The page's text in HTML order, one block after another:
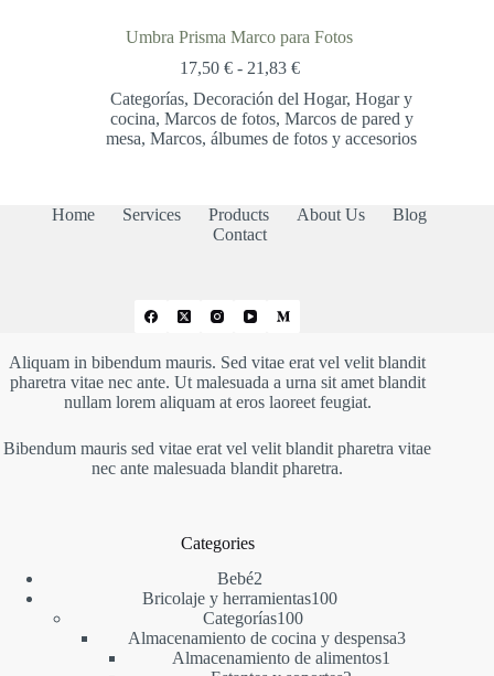
Umbra Prisma Marco para Fotos
17,50 € - 21,83 €Rango
precios:
desde
17,50 €
Categorías,Decoración del Hogar,Hogar y
cocina, Marcos de fotos, Marcos de pared y
mesa,Marcos, álbumes de fotos y accesorios
Home Services Products About Us
Blog
Contact
Aliquam in bibendum mauris. Sed vitae erat vel velit blandit
pharetra vitae nec ante. Ut malesuada a urna sit amet blandit
nullam lorem aliquam at eros laoreet feugiat.
Bibendum mauris sed vitae erat vel velit blandit pharetra vitae
nec ante malesuada blandit pharetra.
Categories
Bebé22
productos
Bricolaje y herramientas100100
Categorías100100
productos
Almacenamiento de cocina y despensa33
Almacenamiento de alimentos1